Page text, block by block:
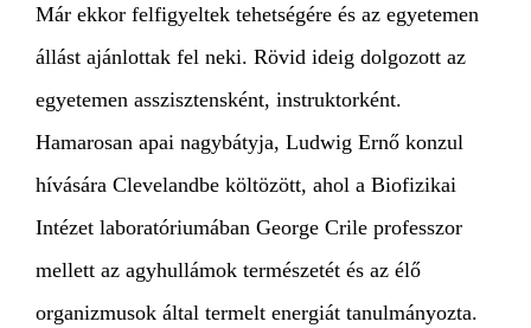
Már ekkor felfigyeltek tehetségére és az egyetemen
állást ajánlottak fel neki. Rövid ideig dolgozott az
egyetemen asszisztensként, instruktorként.
Hamarosan apai nagybátyja, Ludwig Ernő konzul
hívására Clevelandbe költözött, ahol a Biofizikai
Intézet laboratóriumában George Crile professzor
mellett az agyhullámok természetét és az élő
organizmusok által termelt energiát tanulmányozta.